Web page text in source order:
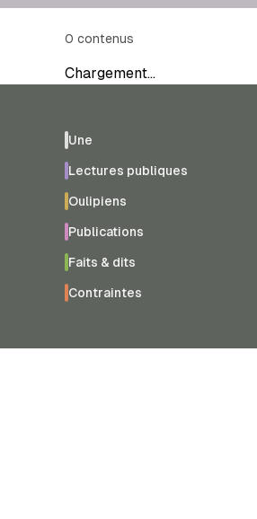
0 contenus
Chargement…
Une
Lectures publiques
Oulipiens
Publications
Faits & dits
Contraintes